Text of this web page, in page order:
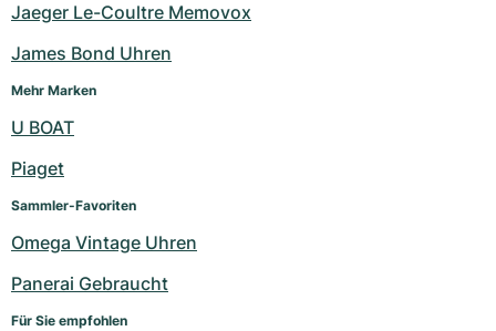
Jaeger Le-Coultre Memovox
James Bond Uhren
Mehr Marken
U BOAT
Piaget
Sammler-Favoriten
Omega Vintage Uhren
Panerai Gebraucht
Für Sie empfohlen